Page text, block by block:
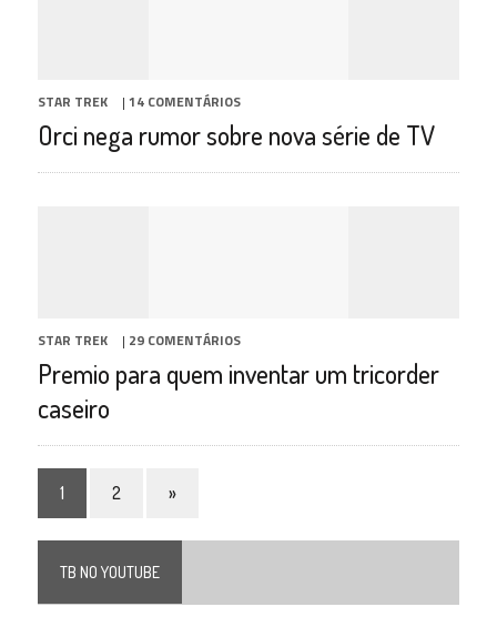
STAR TREK | 14 COMENTÁRIOS
Orci nega rumor sobre nova série de TV
STAR TREK | 29 COMENTÁRIOS
Premio para quem inventar um tricorder
caseiro
1 2 »
TB NO YOUTUBE